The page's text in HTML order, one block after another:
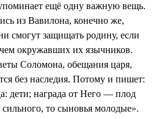
ещё одну важную вещь.
из Вавилона, конечно же,
смогут защищать родину, если
окружавших их язычников.
Соломона, обещания царя,
без наследия. Потому и пишет:
дети; награда от Него — плод
то сыновья молодые».